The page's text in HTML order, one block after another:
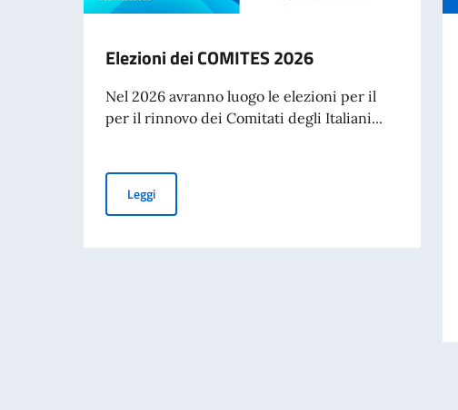
Elezioni dei COMITES 2026
Nel 2026 avranno luogo le elezioni per il
per il rinnovo dei Comitati degli Italiani...
LeggiElezioni dei COMITES 2026